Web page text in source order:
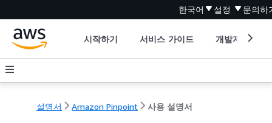
한국어 설정 문의하
시작하기 서비스 가이드 개발자 도구
설명서 Amazon Pinpoint 사용 설명서